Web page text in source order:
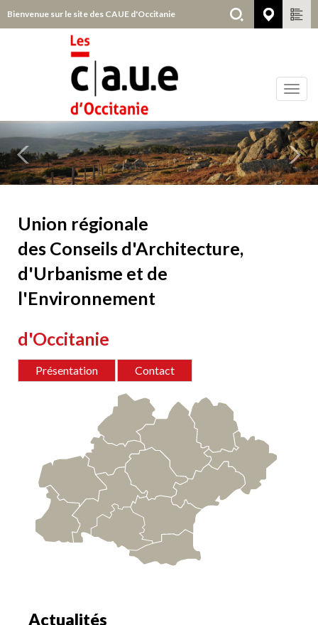
au
Bienvenue sur le site des CAUE d'Occitanie
Tous
départements
Précédent
Contenu
Union régionale
des Conseils d'Architecture,
d'Urbanisme et de
l'Environnement
d'Occitanie
Présentation Contact
Actualités